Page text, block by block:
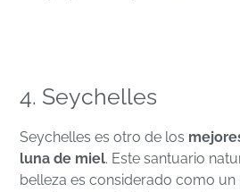
4. Seychelles
Seychelles es otro de los
luna de miel. Este santuario
belleza es considerado como un